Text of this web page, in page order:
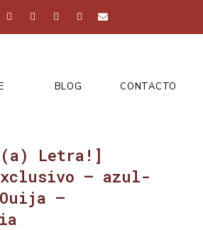
BLOG CONTACTO
(a) Letra!]
– azul-
–